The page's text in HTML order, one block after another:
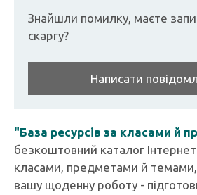
Знайшли помилку, маєте
скаргу?
Написати
"База ресурсів за класами й
безкоштовний каталог
класами, предметами й
вашу щоденну роботу -